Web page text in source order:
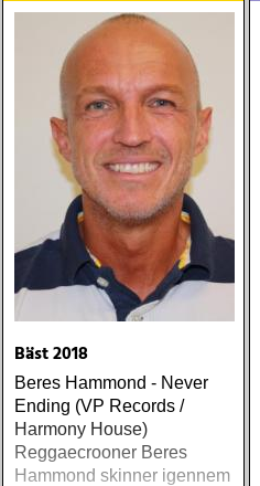
Bäst 2018
Beres Hammond - Never
Ending (VP Records /
Harmony House)
Reggaecrooner Beres
Hammond skinner igennem